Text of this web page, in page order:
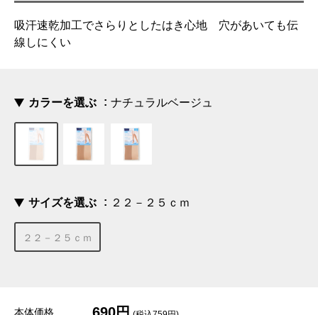
吸汗速乾加工でさらりとしたはき心地 穴があいても伝
線しにくい
カラーを選ぶ ナチュラルベージュ
サイズを選ぶ ２２－２５ｃｍ
２２－２５ｃｍ
本体価格